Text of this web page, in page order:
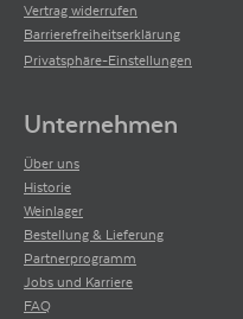
Vertrag widerrufen
Barrierefreiheitserklärung
Privatsphäre-Einstellungen
Unternehmen
Über uns
Historie
Weinlager
Bestellung & Lieferung
Partnerprogramm
Jobs und Karriere
FAQ